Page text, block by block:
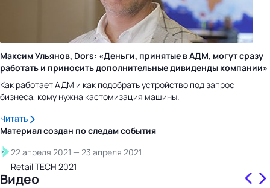
Максим Ульянов, Dors: «Деньги, принятые в АДМ, могут сразу
работать и приносить дополнительные дивиденды компании»
Как работает АДМ и как подобрать устройство под запрос
бизнеса, кому нужна кастомизация машины.
Читать
Материал создан по следамсобытия
22 апреля 2021 — 23 апреля 2021
Retail TECH 2021
Видео